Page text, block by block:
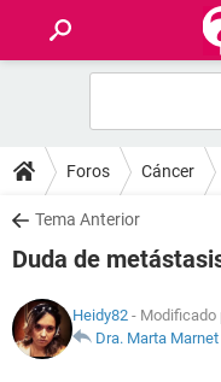
FOROS
SALUD
NUTRICIÓN
Foros Cáncer
Tema Anterior
Duda de
Heidy82 - Modificado
Dra. Marta Marnet